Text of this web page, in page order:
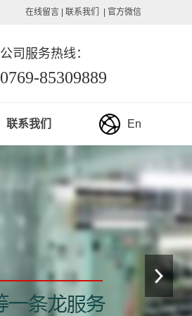
在线留言 联系我们 官方微信
公司服务热线：
0769-85309889
联系我们 En